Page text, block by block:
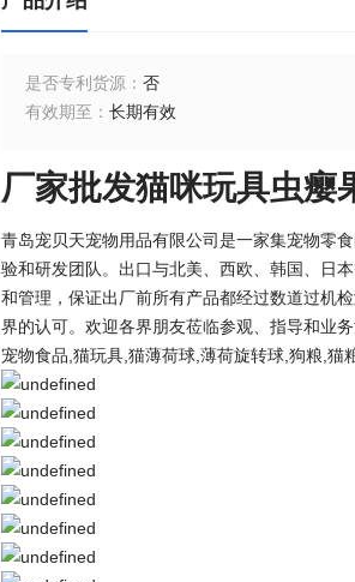
是否专利货源 ： 否
有效期至 ： 长期有效
厂家批发猫咪玩具虫瘿
青岛宠贝天宠物用品有限公司是一家集宠物零
验和研发团队。出口与北美、西欧、韩国、日
和管理，保证出厂前所有产品都经过数道过机
界的认可。欢迎各界朋友莅临参观、指导和业
宠物食品,猫玩具,猫薄荷球,薄荷旋转球,狗粮,猫